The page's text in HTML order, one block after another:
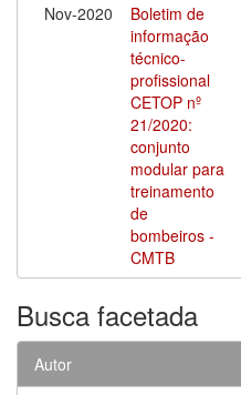
Nov-2020
Boletim de
informação
técnico-
profissional
CETOP nº
21/2020:
conjunto
modular para
treinamento
de
bombeiros -
CMTB
Busca facetada
Autor